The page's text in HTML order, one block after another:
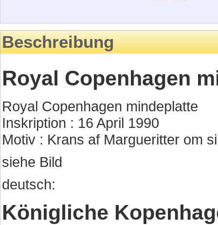
Beschreibung
Royal Copenhagen
Royal Copenhagen mindeplatte
Inskription : 16 April 1990
Motiv : Krans af Margueritter om
siehe Bild
deutsch:
Königliche